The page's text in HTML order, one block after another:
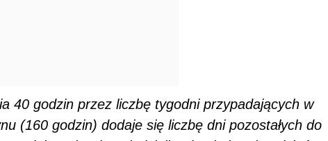
40 godzin przez liczbę tygodni przypadających w
(160 godzin) dodaje się liczbę dni pozostałych do